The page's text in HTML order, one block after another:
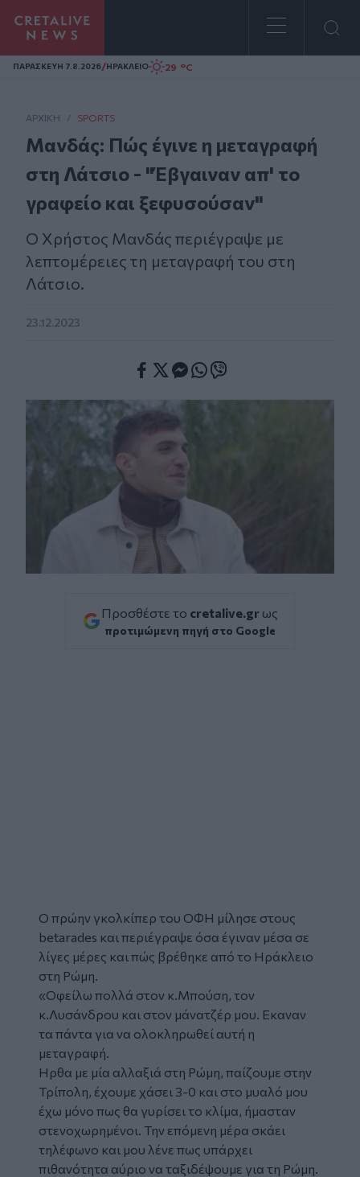
Homepage
ΠΑΡΑΣΚΕΥΗ 7.8.2026/ΗΡΑΚΛΕΙΟ 29 °C
ΑΡΧΙΚΗ / SPORTS
Μανδάς: Πώς έγινε η μεταγραφή
στη Λάτσιο - "Έβγαιναν απ' το
γραφείο και ξεφυσούσαν"
Ο Χρήστος Μανδάς περιέγραψε με
λεπτομέρειες τη μεταγραφή του στη
Λάτσιο.
23.12.2023
Προσθέστε το cretalive.gr ως
προτιμώμενη πηγή στο Google
Ο πρώην γκολκίπερ του ΟΦΗ μίλησε στους
betarades και περιέγραψε όσα έγιναν μέσα σε
λίγες μέρες και πώς βρέθηκε από το Ηράκλειο
στη Ρώμη.
«Οφείλω πολλά στον κ.Μπούση, τον
κ.Λυσάνδρου και στον μάνατζέρ μου. Εκαναν
τα πάντα για να ολοκληρωθεί αυτή η
μεταγραφή.
Ηρθα με μία αλλαξιά στη Ρώμη, παίζουμε στην
Τρίπολη, έχουμε χάσει 3-0 και στο μυαλό μου
έχω μόνο πως θα γυρίσει το κλίμα, ήμασταν
στενοχωρημένοι. Την επόμενη μέρα σκάει
τηλέφωνο και μου λένε πως υπάρχει
πιθανότητα αύριο να ταξιδέψουμε για τη Ρώμη.